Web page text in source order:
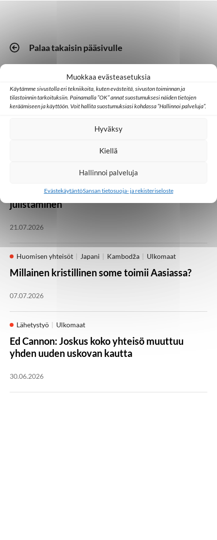
Muokkaa evästeasetuksia
Käytämme sivustolla eri tekniikoita, kuten evästeitä, sivuston toiminnan ja
tilastoinnin tarkoituksiin. Painamalla ”OK” annat suostumuksesi näiden tietojen
keräämiseen ja käyttöön. Voit hallita suostumuksiasi kohdassa ”Hallinnoi palveluja”.
Hyväksy
Kiellä
Hallinnoi palveluja
EvästekäytäntöSansan tietosuoja- ja rekisteriseloste
Palaa takaisin pääsivulle
Vielä on kesäjuhlia
jäljellä! Medialähetyspäivät Lempäälässä 21.–
Lähetystyö Seurakunta
Heikki Kärhän kutsumuksena on evankeliumin
julistaminen
21.07.2026
Huomisen yhteisöt Japani Kambodža Ulkomaat
Millainen kristillinen some toimii Aasiassa?
07.07.2026
Lähetystyö Ulkomaat
Ed Cannon: Joskus koko yhteisö muuttuu
yhden uuden uskovan kautta
30.06.2026